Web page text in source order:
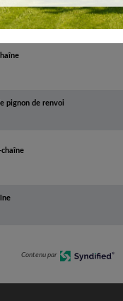
pignon de renvoi
chaîne
Contenu par